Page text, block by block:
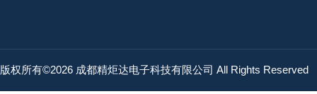
版权所有©2026 成都精炬达电子科技有限公司 All Rights Reserved